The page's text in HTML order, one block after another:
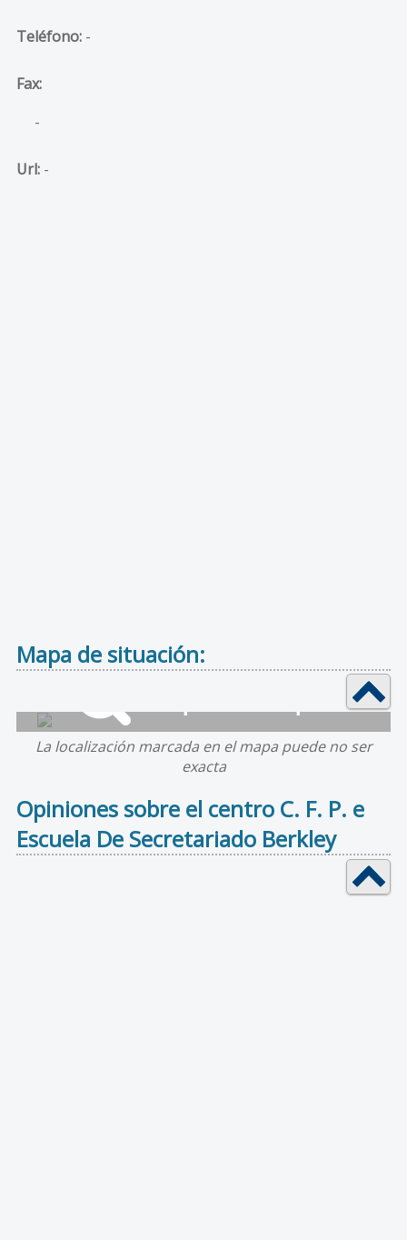
Teléfono:-
Fax:
-
Url:-
Mapa de situación:
La localización marcada en el mapa puede no ser
exacta
Opiniones sobre el centro C. F. P. e
Escuela De Secretariado Berkley